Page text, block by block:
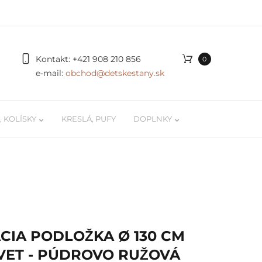
0
Kontakt: +421 908 210 856
e-mail: obchod@detskestany.sk
KOLÍSKY KRESLÁ, PUFY DOPLNKY
Svetielka, doplnky, dekorácie
PODLOŽKA Ø 130 CM
- PÚDROVO RUŽOVÁ